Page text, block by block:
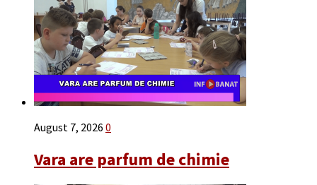
August 7, 2026 0
Vara are parfum de chimie